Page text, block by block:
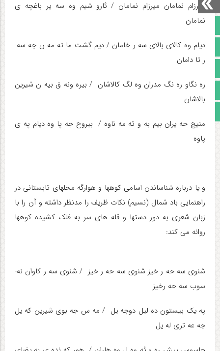
صفحه نخست
تالار گفتمان
اینستاگرام
میرزام نمامان میرزام نمامان / ئارو شیم وه سه­ یر باغچه­ ی
نمامان
دیام وه کالای بالای سه­ ر خامان / دیم گشت ما ته­ مه­ ن جه ­سه­
ر تا دامان
ره­ نگاو ره ­نگ مدران وه ­لگ کالاشان / بی­ره­ ونه­ ق بیه­ ن شیرین
بالاشان
منیچ حه­ یران بیم به­ و ته ­مه ­ناوه / بی­روح جه­ پا وه دیام په­ ی
پاوه
و یا درباره شناساندن اسامی کوهها و هوارگه محلهای تابستانی در
راهنمایی باد شمال (نسیم) نکات ظریف را مدنظر داشته و آن را با
زبان شعری به دور دستها و قله های سر به فلک کشیده کوهها
روانه می کند:
شنوی سه­ حه ­ر خیز شنوی سه­ حه­ ر خیز / شنوی سه ­ر کاوان نه­
سوب سه ­حه­ رخیز
په­ یک بیستون ده ­لیل دوجه­ یل / مه­ س جه ­بوی شیرین که ­یل
جه ­عه ­تری له­ یل